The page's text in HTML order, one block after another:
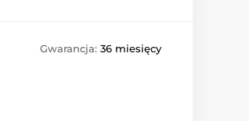
Gwarancja: 36 miesięcy